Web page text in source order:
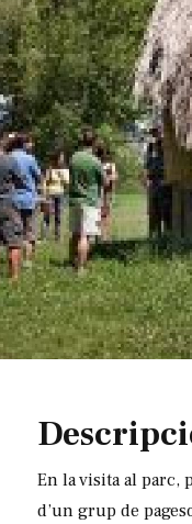
En la visita al parc,
d’un grup de